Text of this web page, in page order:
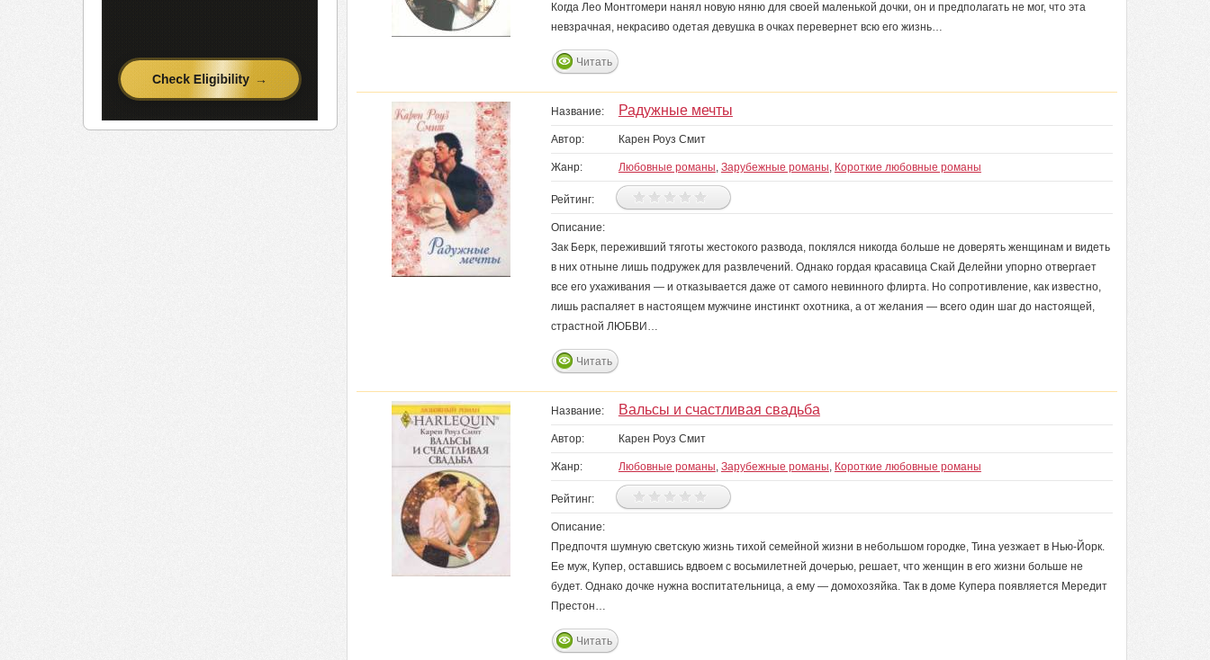
Когда Лео Монтгомери нанял новую няню для своей маленькой дочки, он и предполагать не мог, что эта
невзрачная, некрасиво одетая девушка в очках перевернет всю его жизнь…
Читать
Название: Радужные мечты
Автор: Карен Роуз Смит
Жанр: Любовные романы, Зарубежные романы, Короткие любовные романы
Рейтинг:
Описание:
Зак Берк, переживший тяготы жестокого развода, поклялся никогда больше не доверять женщинам и видеть
в них отныне лишь подружек для развлечений. Однако гордая красавица Скай Делейни упорно отвергает
все его ухаживания — и отказывается даже от самого невинного флирта. Но сопротивление, как известно,
лишь распаляет в настоящем мужчине инстинкт охотника, а от желания — всего один шаг до настоящей,
страстной ЛЮБВИ…
Читать
Название: Вальсы и счастливая свадьба
Автор: Карен Роуз Смит
Жанр: Любовные романы, Зарубежные романы, Короткие любовные романы
Рейтинг:
Описание:
Предпочтя шумную светскую жизнь тихой семейной жизни в небольшом городке, Тина уезжает в Нью-Йорк.
Ее муж, Купер, оставшись вдвоем с восьмилетней дочерью, решает, что женщин в его жизни больше не
будет. Однако дочке нужна воспитательница, а ему — домохозяйка. Так в доме Купера появляется Мередит
Престон…
Читать